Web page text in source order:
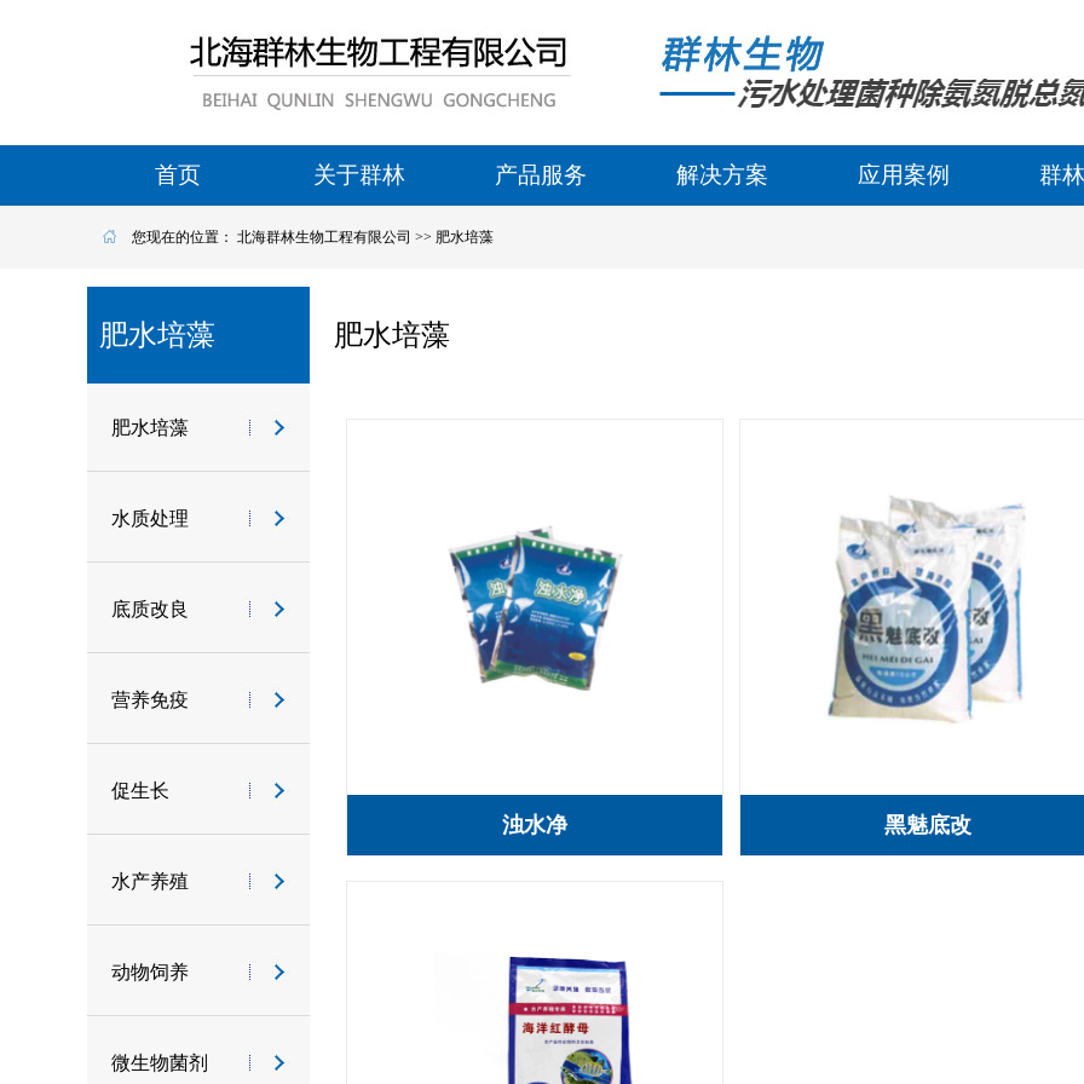
首页 关于群林 产品服务 解决方案 应用案例 群
您现在的位置： 北海群林生物工程有限公司 >> 肥水培藻
肥水培藻
肥水培藻
水质处理
底质改良
营养免疫
促生长
水产养殖
动物饲养
微生物菌剂
肥水培藻
浊水净 黑魅底改